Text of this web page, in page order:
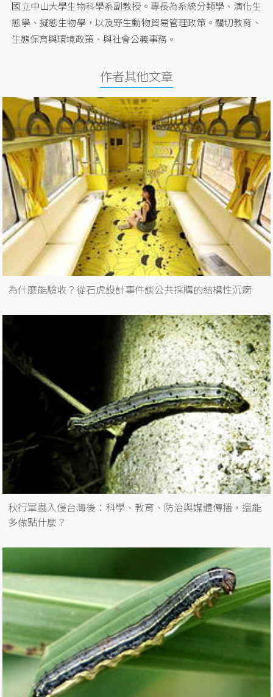
國立中山大學生物科學系副教授。專長為系統分類學、演化生
態學、擬態生物學，以及野生動物貿易管理政策。關切教育、
生態保育與環境政策、與社會公義事務。
作者其他文章
為什麼能驗收？從石虎設計事件談公共採購的結構性沉痾
秋行軍蟲入侵台灣後：科學、教育、防治與媒體傳播，還能
多做點什麼？